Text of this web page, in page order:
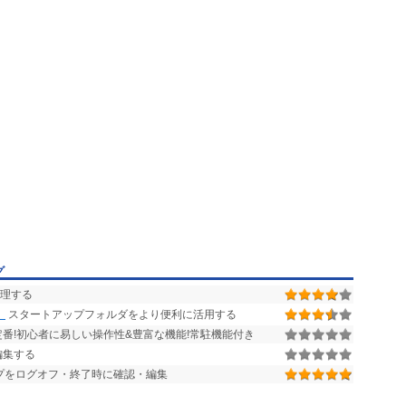
する
スタートアップフォルダをより便利に活用する
!初心者に易しい操作性&豊富な機能!常駐機能付き
する
ログオフ・終了時に確認・編集